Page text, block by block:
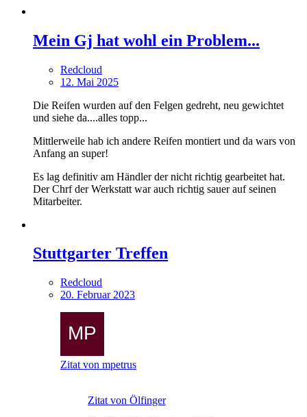
Mein Gj hat wohl ein Problem...
Redcloud
12. Mai 2025
Die Reifen wurden auf den Felgen gedreht, neu gewichtet
und siehe da....alles topp...
Mittlerweile hab ich andere Reifen montiert und da wars von
Anfang an super!
Es lag definitiv am Händler der nicht richtig gearbeitet hat.
Der Chrf der Werkstatt war auch richtig sauer auf seinen
Mitarbeiter.
Stuttgarter Treffen
Redcloud
20. Februar 2023
Zitat von mpetrus
Zitat von Ölfinger